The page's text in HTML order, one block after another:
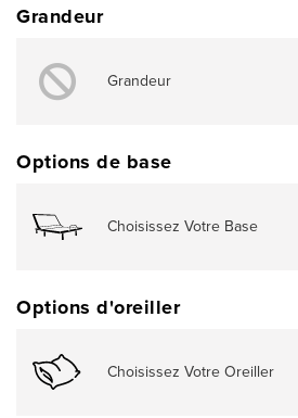
Grandeur
Grandeur
Options de base
Choisissez Votre Base
Options d'oreiller
Choisissez Votre Oreiller